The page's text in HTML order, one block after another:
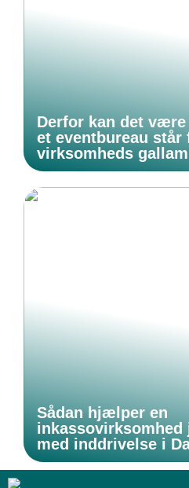
Derfor kan det
et eventbureau står
virksomheds
Sådan hjælper en
med inddrivelse i